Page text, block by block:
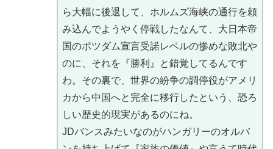
ら大幅に後退して、ホルムズ海峡の通行を頼
み込んでようやく停戦したなんて、大日本帝
国のポツダム宣言受諾レベルの惨めな敗北や
のに、それを『勝利』と錯覚してるんです
わ。その裏で、世界の紛争の調停役がアメリ
カから中国へと完全に移行したという、恐ろ
しい歴史的現実があるのにね。
JDバンスみたいなのがハンガリーのオルバ